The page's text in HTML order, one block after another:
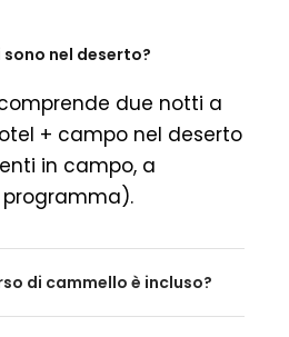
nel deserto?
due notti a
+ campo nel deserto
in campo, a
di cammello è incluso?